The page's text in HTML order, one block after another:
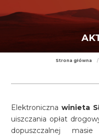
Strona główna /
Elektronicznawinieta
uiszczania opłat
dopuszczalnej